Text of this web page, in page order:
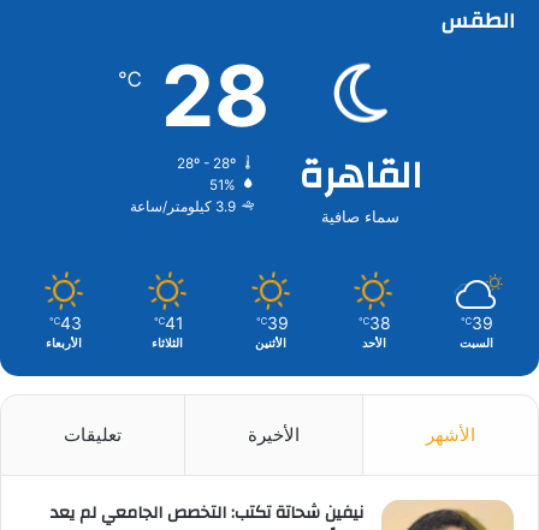
الطقس
القاهرة
سماء صافية
28
℃
28º - 28º
51%
3.9 كيلومتر/ساعة
39
℃
السبت
38
℃
الأحد
39
℃
الأثنين
41
℃
الثلاثاء
43
℃
الأربعاء
الأشهر الأخيرة تعليقات
نيفين شحاتة تكتب: التخصص الجامعي لم يعد